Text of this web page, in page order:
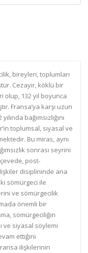
bireyleri, toplumları
Cezayir, köklü bir
132 yıl boyunca
Fransa’ya karşı uzun
bağımsızlığını
toplumsal, siyasal ve
Bu miras, aynı
sonrası seyrini
post-
disiplininde ana
sömürgeci ile
ve sömürgecilik
önemli bir
sömürgeciliğin
ve siyasal söylemi
ettiğini
ilişkilerinin